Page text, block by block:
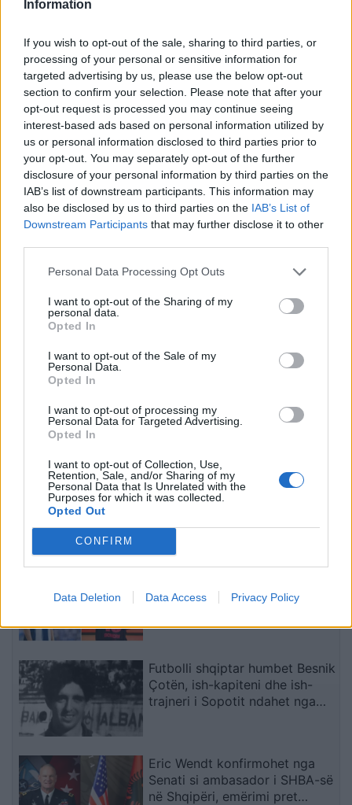
Information
If you wish to opt-out of the sale, sharing to third parties, or
processing of your personal or sensitive information for
targeted advertising by us, please use the below opt-out
section to confirm your selection. Please note that after your
opt-out request is processed you may continue seeing
interest-based ads based on personal information utilized by
us or personal information disclosed to third parties prior to
your opt-out. You may separately opt-out of the further
disclosure of your personal information by third parties on the
IAB’s list of downstream participants. This information may
also be disclosed by us to third parties on the IAB’s List of
Downstream Participants that may further disclose it to other
Personal Data Processing Opt Outs
I want to opt-out of the Sharing of my
personal data.
Opted In
I want to opt-out of the Sale of my
Personal Data.
Opted In
I want to opt-out of processing my
Personal Data for Targeted Advertising.
Opted In
I want to opt-out of Collection, Use,
Retention, Sale, and/or Sharing of my
Personal Data that Is Unrelated with the
Purposes for which it was collected.
Opted Out
CONFIRM
Data Deletion Data Access Privacy Policy
Flakët përhapen me
shpejtësi në Pocest të
Dibrës, disa banesa në
rrezik
Pedagogët në shërbim të
regjimit! Apeli i aktivistes
nga protesta: Të
bashkohemi për
Shqipërinë që meritojmë
rrezikon Talisca vendin në
sulm Vedat Muriqit?!
ndaj komenteve negative:
Dita e 67-të e protestës,
qytetari akuzon Ramën:
Shqipëria ka humbur
drejtimin
“Projekti i Durrësit është
bllokuar”/ Këlliçi rendit
dështimet e Ramës: Kriza
të fundit
Shqetësim për talentin
gjerman, Kennet Eichhorn
ndërpret përkohësisht
Futbolli shqiptar humbet Besnik
Çotën, ish-kapiteni dhe ish-
trajneri i Sopotit ndahet nga
Eric Wendt konfirmohet nga
Senati si ambasador i SHBA-së
në Shqipëri, emërimi pret